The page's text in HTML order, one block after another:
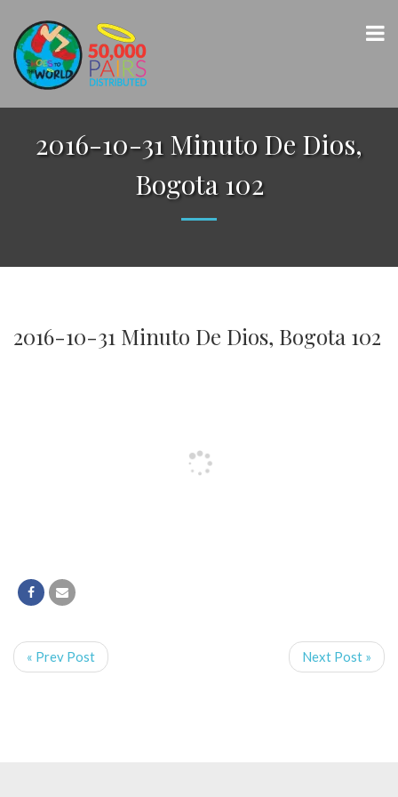
2016-10-31 Minuto De Dios,
Bogota 102
2016-10-31 Minuto De Dios, Bogota 102
« Prev Post Next Post »